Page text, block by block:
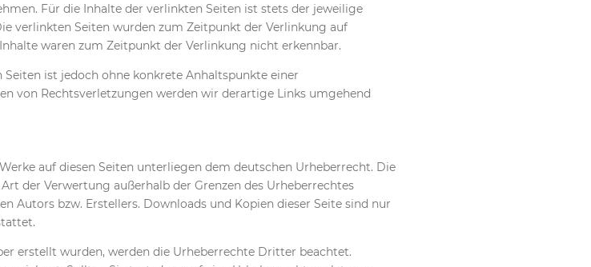
Für die Inhalte der verlinkten Seiten ist stets der jeweilige
verlinkten Seiten wurden zum Zeitpunkt der Verlinkung auf
waren zum Zeitpunkt der Verlinkung nicht erkennbar.
ist jedoch ohne konkrete Anhaltspunkte einer
von Rechtsverletzungen werden wir derartige Links umgehend
auf diesen Seiten unterliegen dem deutschen Urheberrecht. Die
der Verwertung außerhalb der Grenzen des Urheberrechtes
Autors bzw. Erstellers. Downloads und Kopien dieser Seite sind nur
erstellt wurden, werden die Urheberrechte Dritter beachtet.